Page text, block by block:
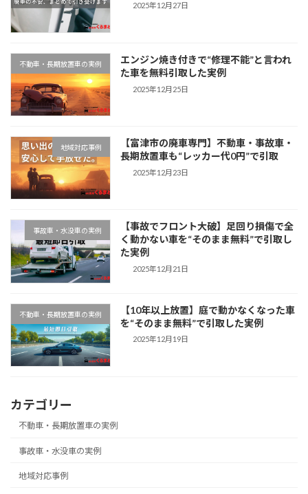
2025年12月27日
不動車・長期放置車の実例
エンジン焼き付きで“修理不能”と言われ
た車を無料引取した実例
2025年12月25日
地域対応事例
【富津市の廃車専門】不動車・事故車・
長期放置車も“レッカー代0円”で引取
2025年12月23日
事故車・水没車の実例
【事故でフロント大破】足回り損傷で全
く動かない車を“そのまま無料”で引取し
た実例
2025年12月21日
不動車・長期放置車の実例
【10年以上放置】庭で動かなくなった車
を“そのまま無料”で引取した実例
2025年12月19日
カテゴリー
不動車・長期放置車の実例
事故車・水没車の実例
地域対応事例